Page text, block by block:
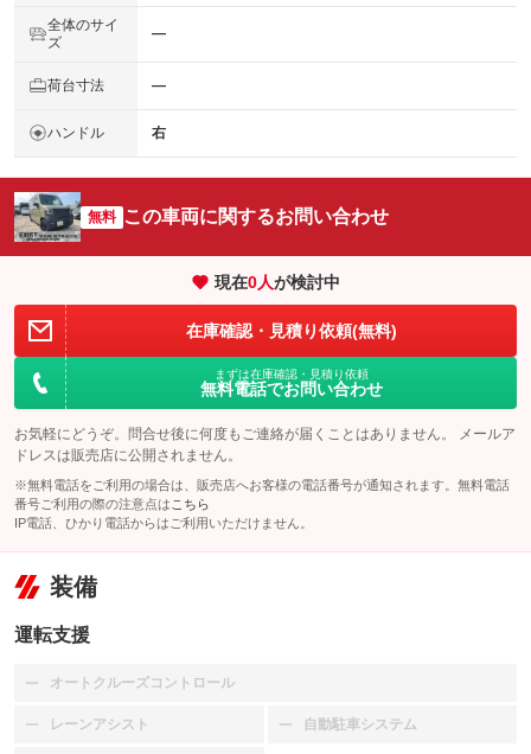
全体のサイ
ズ
―
荷台寸法 ―
ハンドル 右
無料 この車両に関するお問い合わせ
現在0人が検討中
在庫確認・見積り依頼(無料)
まずは在庫確認・見積り依頼
無料電話でお問い合わせ
お気軽にどうぞ。問合せ後に何度もご連絡が届くことはありません。 メールア
ドレスは販売店に公開されません。
※無料電話をご利用の場合は、販売店へお客様の電話番号が通知されます。無料電話
番号ご利用の際の注意点は こちら
IP電話、ひかり電話からはご利用いただけません。
装備
運転支援
オートクルーズコントロール
：装備なし
レーンアシスト
：装備なし 自動駐車システム
：装備なし